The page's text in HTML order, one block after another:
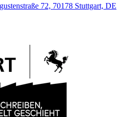
72, 70178 Stuttgart, DE